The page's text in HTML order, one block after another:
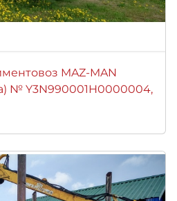
MAZ-MAN
№ Y3N990001H0000004,